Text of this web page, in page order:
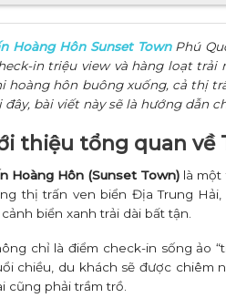
Hoàng Hôn Sunset TownPhú
in triệu view và hàng loạt
hoàng hôn buông xuống, cả thị
đây, bài viết này sẽ là hướng dẫn
thiệu tổng quan về
Hoàng Hôn (Sunset Town) là một
thị trấn ven biển Địa Trung
biển xanh trải dài bất tận.
chỉ là điểm check-in sống ảo
chiều, du khách sẽ được chiêm
cũng phải trầm trồ.